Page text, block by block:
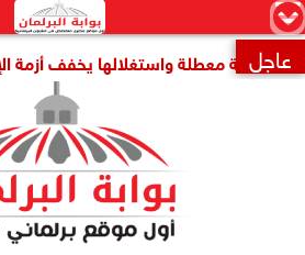
×


 عاجلمعطلة واستغلالها يخفف أزمة